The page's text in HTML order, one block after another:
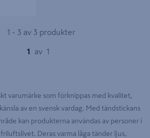
1 - 3 av 3 produkter
1 av 1
varumärke som förknippas med kvalitet,
av en svensk vardag. Med tändstickans
kan produkterna användas av personer i
Deras varma låga tänder ljus,